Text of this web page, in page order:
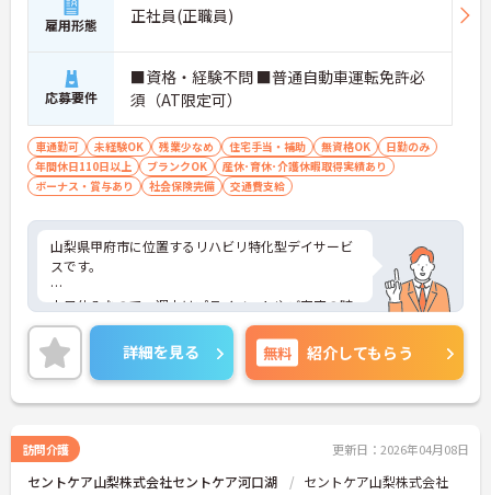
雇用形態 正社員(正職員)
応募要件
■資格・経験不問 ■普通自動車運転免許必
須（AT限定可）
車通勤可 未経験OK 残業少なめ 住宅手当・補助 無資格OK
日勤のみ
年間休日110日以上
ブランクOK
産休･育休･介護休暇取得実績あり
ボーナス・賞与あり
社会保険完備 交通費支給
山梨県甲府市に位置するリハビリ特化型デイサービ
スです。
土日休みなので、週末はプライベートやご家庭の時
間を大切にしていただけます。
昇給や賞与制度があり頑張りが評価されてしっかり
と職員に還元されます。
に詳細をお話しいたしますのでお気軽にご相談くだ
さい！
詳細を見る 無料 紹介してもらう
訪問介護 更新日：2026年04月08日
セントケア山梨株式会社セントケア河口湖 セントケア山梨株式会社